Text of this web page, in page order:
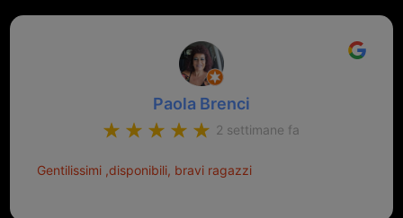
Paola Brenci
2 settimane fa
Gentilissimi ,disponibili, bravi ragazzi